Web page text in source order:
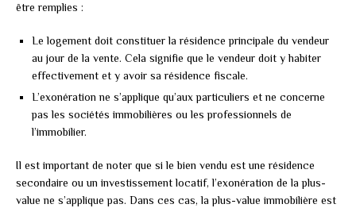
être remplies :
Le logement doit constituer la résidence principale du vendeur
au jour de la vente. Cela signifie que le vendeur doit y habiter
effectivement et y avoir sa résidence fiscale.
L’exonération ne s’applique qu’aux particuliers et ne concerne
pas les sociétés immobilières ou les professionnels de
l’immobilier.
Il est important de noter que si le bien vendu est une résidence
secondaire ou un investissement locatif, l’exonération de la plus-
value ne s’applique pas. Dans ces cas, la plus-value immobilière est